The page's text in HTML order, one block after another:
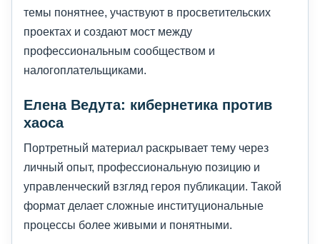
темы понятнее, участвуют в просветительских
проектах и создают мост между
профессиональным сообществом и
налогоплательщиками.
Елена Ведута: кибернетика против
хаоса
Портретный материал раскрывает тему через
личный опыт, профессиональную позицию и
управленческий взгляд героя публикации. Такой
формат делает сложные институциональные
процессы более живыми и понятными.